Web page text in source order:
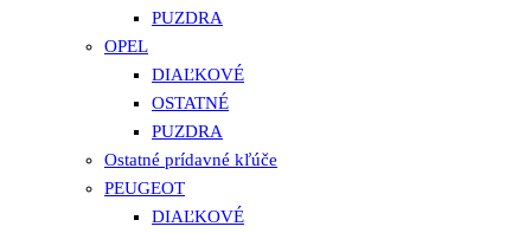
PUZDRA
OPEL
DIAĽKOVÉ
OSTATNÉ
PUZDRA
Ostatné prídavné kľúče
PEUGEOT
DIAĽKOVÉ